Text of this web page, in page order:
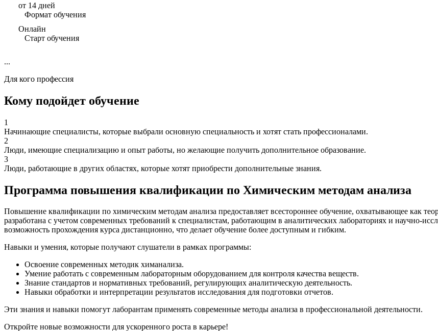
от 14 дней
Формат обучения
Онлайн
Старт обучения
...
Для кого профессия
Кому подойдет обучение
1
Начинающие специалисты, которые выбрали основную специальность и хотят стать профессионалами.
2
Люди, имеющие специализацию и опыт работы, но желающие получить дополнительное образование.
3
Люди, работающие в других областях, которые хотят приобрести дополнительные знания.
Программа повышения квалификации по Химическим методам анализа
Повышение квалификации по химическим методам анализа предоставляет всестороннее обучение, охватывающее как
разработана с учетом современных требований к специалистам, работающим в аналитических лабораториях и научно-
возможность прохождения курса дистанционно, что делает обучение более доступным и гибким.
Навыки и умения, которые получают слушатели в рамках программы:
Освоение современных методик химанализа.
Умение работать с современным лабораторным оборудованием для контроля качества веществ.
Знание стандартов и нормативных требований, регулирующих аналитическую деятельность.
Навыки обработки и интерпретации результатов исследования для подготовки отчетов.
Эти знания и навыки помогут лаборантам применять современные методы анализа в профессиональной деятельности.
Откройте новые возможности для ускоренного роста в карьере!